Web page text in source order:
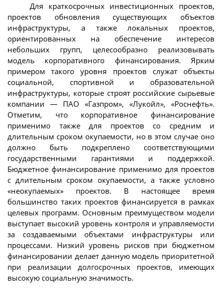
Для краткосрочных инвестиционных проектов,
проектов обновления существующих объектов
инфраструктуры, а также локальных проектов,
ориентированных на обеспечение интересов
небольших групп, целесообразно реализовывать
модель корпоративного финансирования. Ярким
примером такого уровня проектов служат объекты
социальной, спортивной и образовательной
инфраструктуры, которые строят российские сырьевые
компании — ПАО «Газпром», «Лукойл», «Роснефть».
Отметим, что корпоративное финансирование
применимо также для проектов со средним и
длительным сроком окупаемости, но в этом случае оно
должно быть подкреплено соответствующими
государственными гарантиями и поддержкой.
Бюджетное финансирование применимо для проектов
с длительным сроком окупаемости, а также условно
«неокупаемых» проектов. В настоящее время
большинство таких проектов финансируется в рамках
целевых программ. Основным преимуществом модели
выступает высокий уровень контроля и управляемости
за создаваемыми объектами инфраструктуры или
процессами. Низкий уровень рисков при бюджетном
финансировании делает данную модель приоритетной
при реализации долгосрочных проектов, имеющих
высокую социальную значимость.